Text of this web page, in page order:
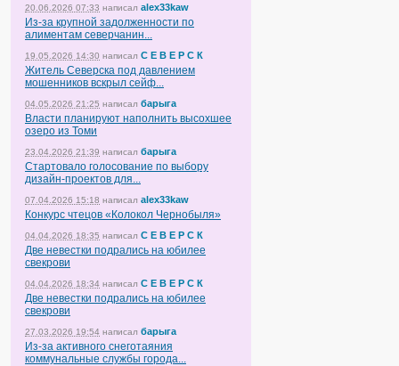
20.06.2026 07:33 написал alex33kaw
Из-за крупной задолженности по
алиментам северчанин...
19.05.2026 14:30 написал С Е В Е Р С К
Житель Северска под давлением
мошенников вскрыл сейф...
04.05.2026 21:25 написал барыга
Власти планируют наполнить высохшее
озеро из Томи
23.04.2026 21:39 написал барыга
Стартовало голосование по выбору
дизайн-проектов для...
07.04.2026 15:18 написал alex33kaw
Конкурс чтецов «Колокол Чернобыля»
04.04.2026 18:35 написал С Е В Е Р С К
Две невестки подрались на юбилее
свекрови
04.04.2026 18:34 написал С Е В Е Р С К
Две невестки подрались на юбилее
свекрови
27.03.2026 19:54 написал барыга
Из-за активного снеготаяния
коммунальные службы города...